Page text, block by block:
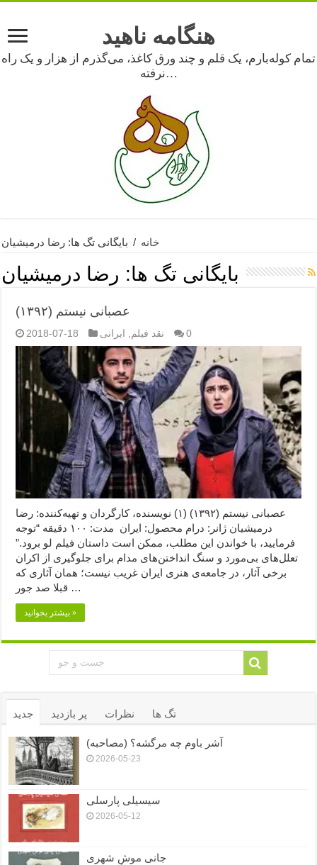
هنگامه ناهید
تمام کوله‌بارم، یک قلم و چند ورق کاغذ، می‌گذرم از هزار و یک راه
نرفته…
خانه / بایگانی تگ ها: رضا درمیشیان
بایگانی تگ ها: رضا درمیشیان
عصبانی نیستم (۱۳۹۲)
2018-07-18 نقد فیلم ایرانی 0
عصبانی نیستم (۱۳۹۲) (۱) نویسنده، کارگردان و تهیه‌کننده: رضا
درمیشیان ژانر: درام محصول: ایران مدت: ۱۰۰ دقیقه “توجه
فرمایید،‌ با خواندن این مطلب، ممکن است داستان فیلم لو برود.”
تعلل‌های بی‌مورد و سنگ انداختن‌های مدام برای جلوگیری از اکران
برخی آثار، در جامعه‌ی هنری ایران غریب نیست؛ همان آثاری که
قبلا صد جور …
بیشتر بخوانید »
جدید پر بازدید نظرات تگ ها
آشر باوم چه مرگشه؟ (مصاحبه)
2026-05-23
سیسیلی پارسلی
2026-05-12
جانی موشِ شهری